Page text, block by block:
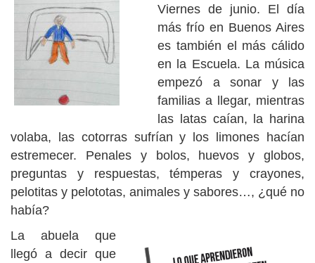
Viernes de junio. El día
más frío en Buenos Aires
es también el más cálido
en la Escuela. La música
empezó a sonar y las
familias a llegar, mientras
las latas caían, la harina
volaba, las cotorras sufrían y los limones hacían
estremecer. Penales y bolos, huevos y globos,
preguntas y respuestas, témperas y crayones,
pelotitas y pelototas, animales y sabores…, ¿qué no
había?
La abuela que
llegó a decir que